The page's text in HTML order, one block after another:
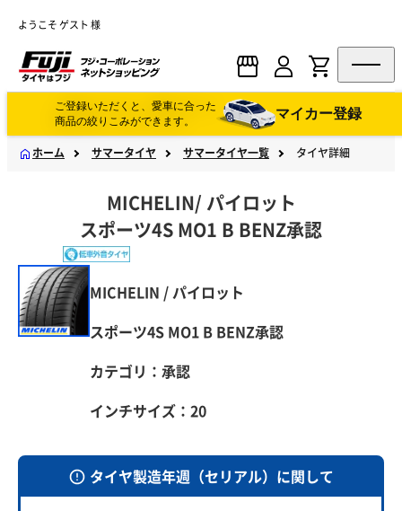
ようこそ ゲスト 様
ご登録いただくと、愛車に合った
商品の絞りこみができます。
マイカー登録
ホーム サマータイヤ サマータイヤ一覧 タイヤ詳細
MICHELIN/ パイロット
スポーツ4S MO1 B BENZ承認
MICHELIN / パイロット
スポーツ4S MO1 B BENZ承認
カテゴリ：承認
インチサイズ：20
タイヤ製造年週（セリアル）に関して